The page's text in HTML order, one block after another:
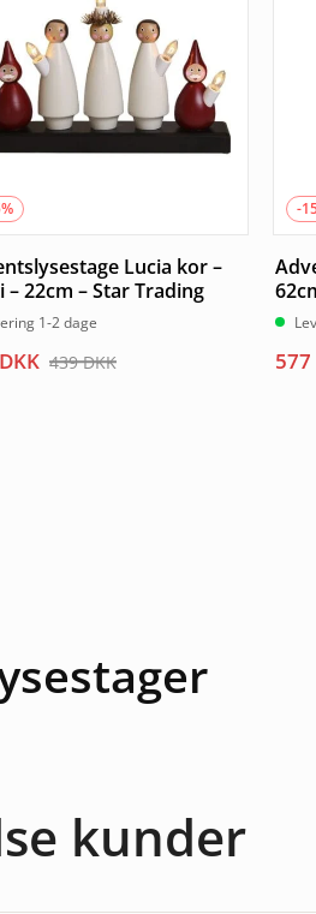
Lucia kor –
– 22cm – Star Trading
1-2 dage
439DKK
DKK
-
Den
577
Den
kunder